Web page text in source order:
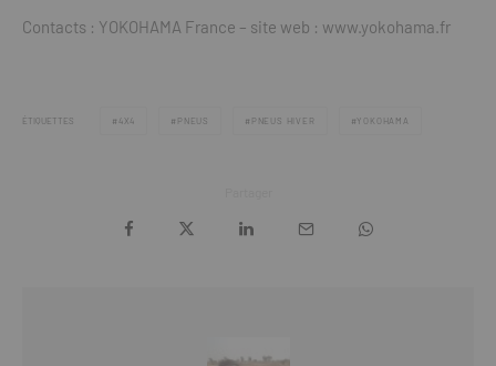
Contacts : YOKOHAMA France – site web : www.yokohama.fr
ÉTIQUETTES 4X4 PNEUS PNEUS HIVER YOKOHAMA